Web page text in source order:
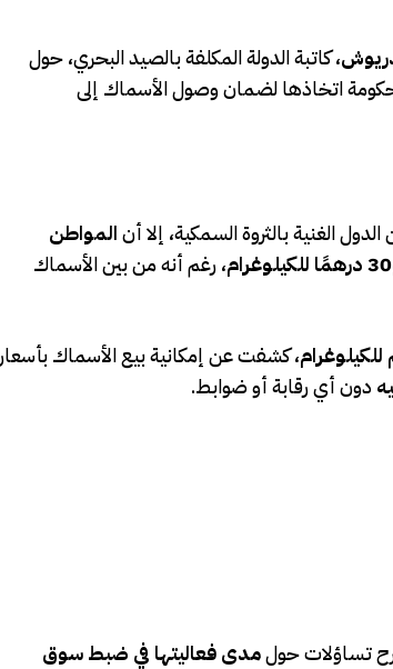
، كاتبة الدولة المكلفة بالصيد البحري، حول
الحكومة اتخاذها لضمان وصول الأسماك إلى
الغنية بالثروة السمكية، إلا أنالمواطن
، رغم أنه من بين الأسماك
، كشفت عن إمكانية بيع الأسماك بأسعار
دون أي رقابة أو ضوابط.
تساؤلات حولمدى فعاليتها في ضبط سوق